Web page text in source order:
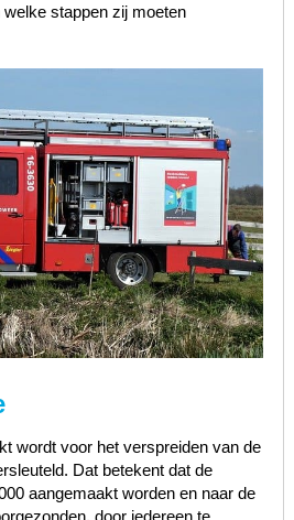
stappen zij moeten
wordt voor het verspreiden van de
Dat betekent dat de
aangemaakt worden en naar de
door iedereen te